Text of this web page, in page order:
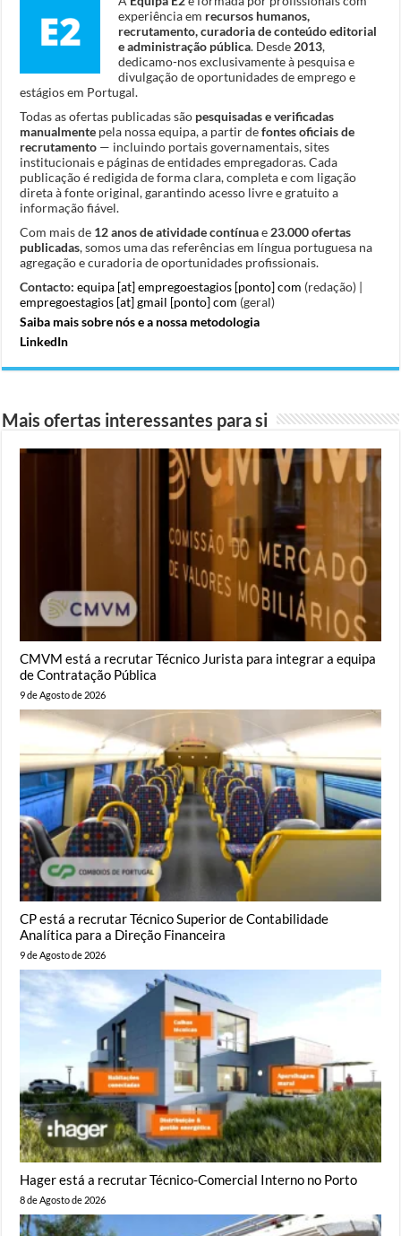
experiência em recursos humanos,
recrutamento, curadoria de conteúdo editorial
e administração pública. Desde 2013,
dedicamo-nos exclusivamente à pesquisa e
divulgação de oportunidades de emprego e
estágios em Portugal.
Todas as ofertas publicadas são pesquisadas e verificadas
manualmente pela nossa equipa, a partir defontes oficiais de
recrutamento — incluindo portais governamentais, sites
institucionais e páginas de entidades empregadoras. Cada
publicação é redigida de forma clara, completa e com ligação
direta à fonte original, garantindo acesso livre e gratuito a
informação fiável.
Com mais de 12 anos de atividade contínuae 23.000 ofertas
publicadas, somos uma das referências em língua portuguesa na
agregação e curadoria de oportunidades profissionais.
Contacto: equipa [at] empregoestagios [ponto] com (redação) |
empregoestagios [at] gmail [ponto] com (geral)
Saiba mais sobre nós e a nossa metodologia
LinkedIn
Mais ofertas interessantes para si
CMVM está a recrutar Técnico Jurista para integrar a equipa
de Contratação Pública
9 de Agosto de 2026
CP está a recrutar Técnico Superior de Contabilidade
Analítica para a Direção Financeira
9 de Agosto de 2026
Hager está a recrutar Técnico-Comercial Interno no Porto
8 de Agosto de 2026